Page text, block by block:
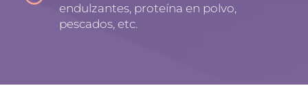
endulzantes, proteína en polvo,
pescados, etc.